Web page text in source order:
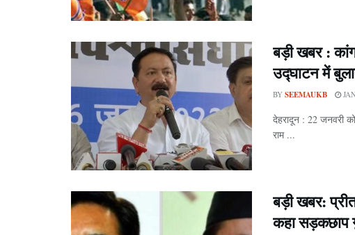
बड़ी खबर :
उद्घाटन में
BY SEEMAUKB
देहरादून : 22 जनवरी को
राम ...
बड़ी खबर:
कहा सड़कछाप